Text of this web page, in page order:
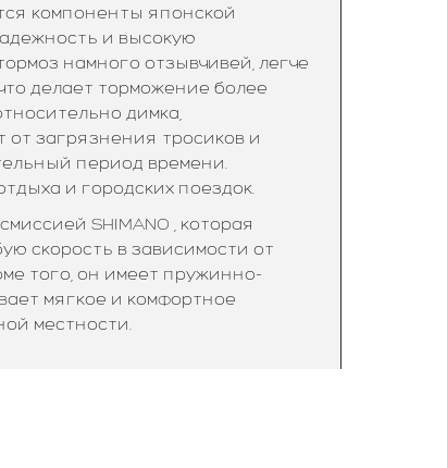
компоненты японской
и высокую
намного отзывчивей, легче
делает торможение более
димка,
загрязнения тросиков и
период времени.
и городских поездок.
SHIMANO , которая
скорость в зависимости от
того, он имеет пружинно-
мягкое и комфортное
местности.